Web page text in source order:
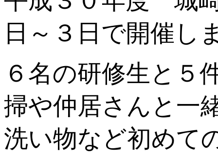
日～３日で開催し
６名の研修生と５
掃や仲居さんと一
洗い物など初めて